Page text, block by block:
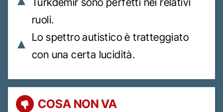
ruoli.
Lo spettro autistico è tratteggiato
con una certa lucidità.
COSA NON VA